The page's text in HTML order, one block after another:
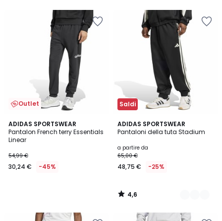
Outlet
ADIDAS SPORTSWEAR
Pantalon French terry Essentials
Linear
54,99 €
30,24 € -45%
Saldi
ADIDAS SPORTSWEAR
Pantaloni della tuta Stadium
a partire da
65,00 €
48,75 € -25%
4,6
/ 5
2
Colori
4,6
/